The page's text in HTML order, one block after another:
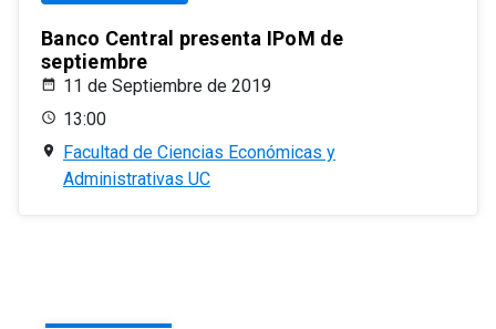
Banco Central presenta IPoM de
septiembre
11 de Septiembre de 2019
13:00
Facultad de Ciencias Económicas y
Administrativas UC